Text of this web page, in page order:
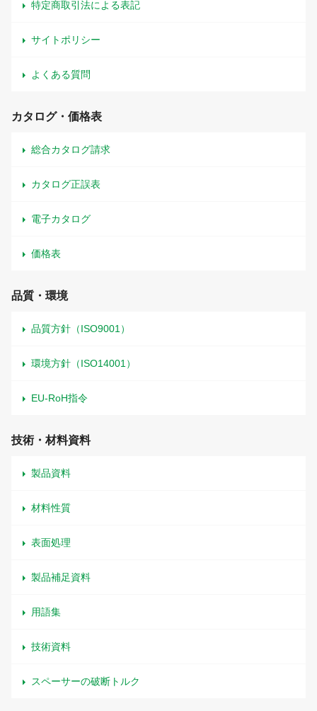
特定商取引法による表記
サイトポリシー
よくある質問
カタログ・価格表
総合カタログ請求
カタログ正誤表
電子カタログ
価格表
品質・環境
品質方針（ISO9001）
環境方針（ISO14001）
EU-RoH指令
技術・材料資料
製品資料
材料性質
表面処理
製品補足資料
用語集
技術資料
スペーサーの破断トルク